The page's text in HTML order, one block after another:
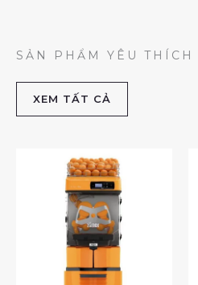
SẢN PHẨM YÊU THÍCH
XEM TẤT CẢ